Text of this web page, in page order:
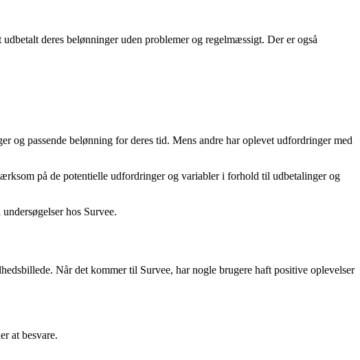
deres belønninger uden problemer og regelmæssigt. Der er også
og passende belønning for deres tid. Mens andre har oplevet udfordringer med
på de potentielle udfordringer og variabler i forhold til udbetalinger og
hos Survee.
Når det kommer til Survee, har nogle brugere haft positive oplevelser
at besvare.